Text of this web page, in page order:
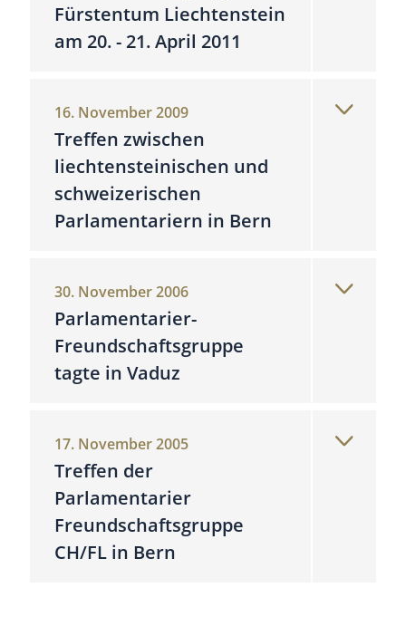
Fürstentum Liechtenstein
am 20. - 21. April 2011
16. November 2009
Treffen zwischen
liechtensteinischen und
schweizerischen
Parlamentariern in Bern
30. November 2006
Parlamentarier-
Freundschaftsgruppe
tagte in Vaduz
17. November 2005
Treffen der
Parlamentarier
Freundschaftsgruppe
CH/FL in Bern